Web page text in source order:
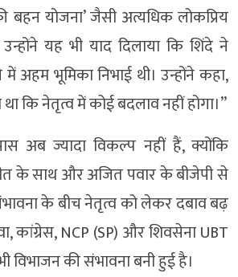
योजना’ जैसी अत्यधिक लोकप्रिय
यह भी याद दिलाया कि शिंदे ने
अहम भूमिका निभाई थी। उन्होंने कहा,
कि नेतृत्व में कोई बदलाव नहीं होगा।”
अब ज्यादा विकल्प नहीं हैं, क्योंकि
के साथ और अजित पवार के बीजेपी से
के बीच नेतृत्व को लेकर दबाव बढ़
कांग्रेस, NCP (SP) और शिवसेना UBT
विभाजन की संभावना बनी हुई है।